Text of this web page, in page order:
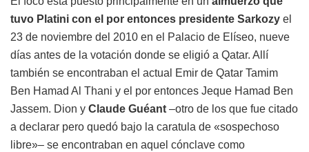
tuvo Platini con el por entonces presidente Sarkozy el
23 de noviembre del 2010 en el Palacio de Elíseo, nueve
días antes de la votación donde se eligió a Qatar. Allí
también se encontraban el actual Emir de Qatar Tamim
Ben Hamad Al Thani y el por entonces Jeque Hamad Ben
Jassem. Dion y Claude Guéant –otro de los que fue citado
a declarar pero quedó bajo la caratula de «sospechoso
libre»– se encontraban en aquel cónclave como